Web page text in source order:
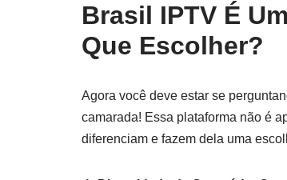
Brasil IPTV É
Que Escolher?
Agora você deve estar se
camarada! Essa plataforma não é
diferenciam e fazem dela uma